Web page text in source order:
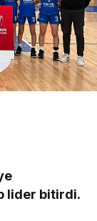
lider bitirdi.